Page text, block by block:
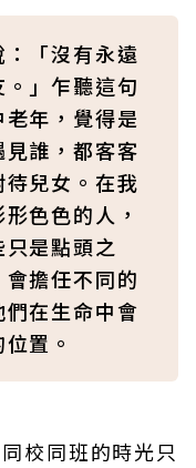
「沒有永遠
」乍聽這句
年，覺得是
誰，都客客
兒女。在我
色色的人，
是點頭之
擔任不同的
在生命中會
置。
校同班的時光只